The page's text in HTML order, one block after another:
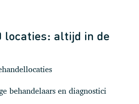
locaties: altijd in de
behandelaars en diagnostici